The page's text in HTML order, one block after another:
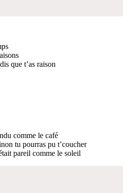
que t’as raison
comme le café
tu pourras pu t’coucher
pareil comme le soleil